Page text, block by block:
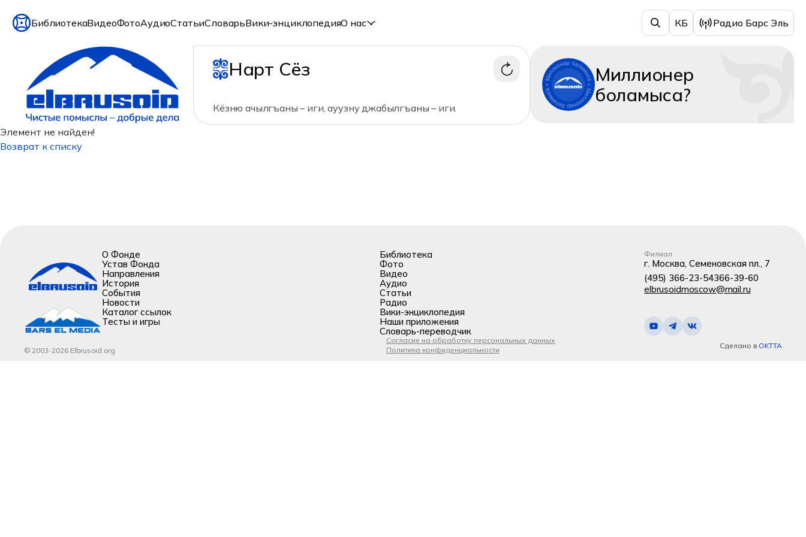
БиблиотекаВидеоФотоАудиоСтатьиСловарьВики-энциклопедияО нас КБ Радио Барс Эль
Нарт Сёз
Кёзню ачылгъаны – иги, ауузну джабылгъаны – иги.
Миллионер
боламыса?
Элемент не найден!
Возврат к списку
О Фонде
Устав Фонда
Направления
История
События
Новости
Каталог ссылок
Тесты и игры
Библиотека
Фото
Видео
Аудио
Статьи
Радио
Вики-энциклопедия
Наши приложения
Словарь-переводчик
Филиал
г. Москва, Семеновская пл., 7
(495) 366-23-54366-39-60
elbrusoidmoscow@mail.ru
© 2003-2026 Elbrusoid.org
Согласие на обработку персональных данных
Политика конфиденциальности
Сделано в OKTTA